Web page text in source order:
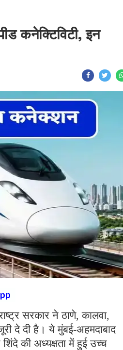
कनेक्टिविटी, इन
सरकार ने ठाणे, कालवा,
दे दी है। ये मुंबई-अहमदाबाद
की अध्यक्षता में हुई उच्च